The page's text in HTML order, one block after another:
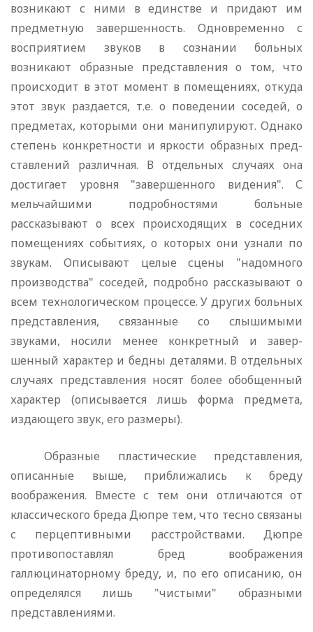
возникают с ними в единстве и придают им
предметную завершенность. Одновременно с
восприятием звуков в сознании больных
возникают образные представления о том, что
происходит в этот момент в помещениях, откуда
этот звук разда­ется, т.е. о поведении соседей, о
предметах, которыми они мани­пулируют. Однако
степень конкретности и яркости образных пред­
ставлений различная. В отдельных случаях она
достигает уровня "завершенного видения". С
мельчайшими подробностями больные
рассказывают о всех происходящих в соседних
помещениях собы­тиях, о которых они узнали по
звукам. Описывают целые сцены "надомного
производства" соседей, подробно рассказывают о
всем технологическом процессе. У других больных
представления, свя­занные со слышимыми
звуками, носили менее конкретный и завер­
шенный характер и бедны деталями. В отдельных
случаях предста­вления носят более обобщенный
характер (описывается лишь фор­ма предмета,
издающего звук, его размеры).
Образные пластические представления,
описанные выше, при­ближались к бреду
воображения. Вместе с тем они отличаются от
классического бреда Дюпре тем, что тесно связаны
с перцептив­ными расстройствами. Дюпре
противопоставлял бред воображения
галлюцинаторному бреду, и, по его описанию, он
определялся лишь "чистыми" образными
представлениями.